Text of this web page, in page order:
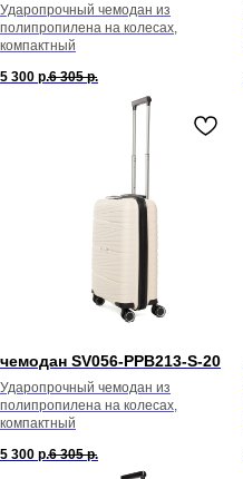
Ударопрочный чемодан из
полипропилена на колесах,
компактный
5 300 р.6 305 р.
чемодан SV056-PPB213-S-20
Ударопрочный чемодан из
полипропилена на колесах,
компактный
5 300 р.6 305 р.